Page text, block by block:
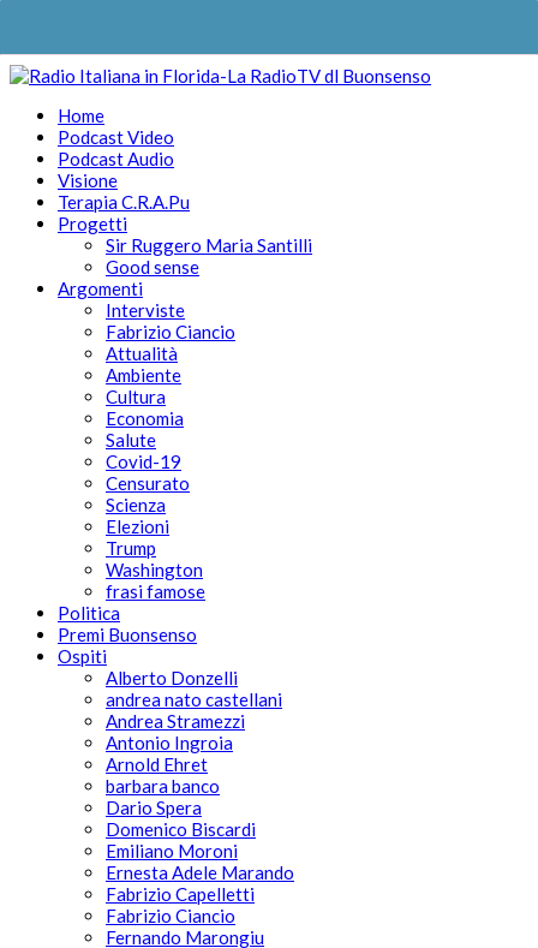
Home
Podcast Video
Podcast Audio
Visione
Terapia C.R.A.Pu
Progetti
Sir Ruggero Maria Santilli
Good sense
Argomenti
Interviste
Fabrizio Ciancio
Attualità
Ambiente
Cultura
Economia
Salute
Covid-19
Censurato
Scienza
Elezioni
Trump
Washington
frasi famose
Politica
Premi Buonsenso
Ospiti
Alberto Donzelli
andrea nato castellani
Andrea Stramezzi
Antonio Ingroia
Arnold Ehret
barbara banco
Dario Spera
Domenico Biscardi
Emiliano Moroni
Ernesta Adele Marando
Fabrizio Capelletti
Fabrizio Ciancio
Fernando Marongiu